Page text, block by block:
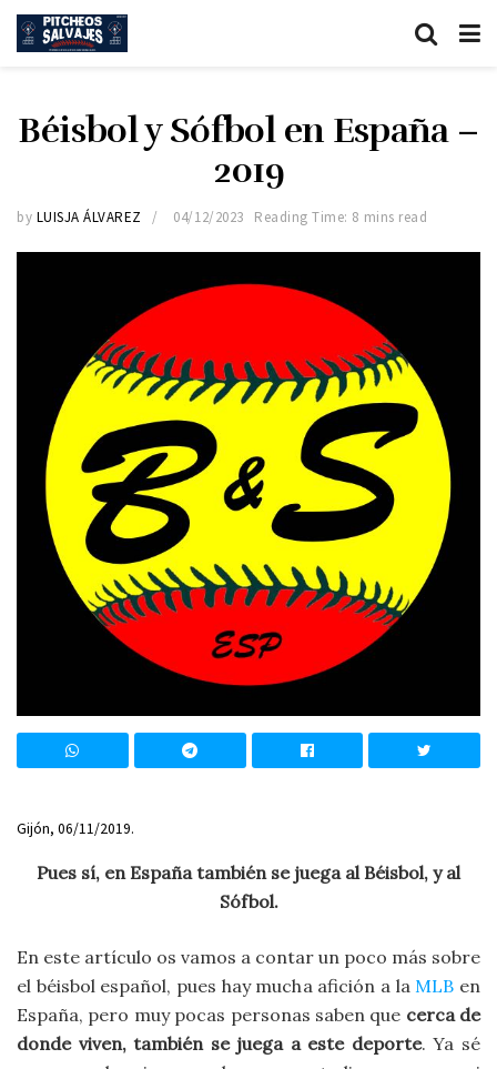
Béisbol y Sófbol en España –
2019
by LUISJA ÁLVAREZ 04/12/2023 Reading Time: 8 mins read
Gijón, 06/11/2019.
Pues sí, en España también se juega al Béisbol, y al
Sófbol.
En este artículo os vamos a contar un poco más sobre
el béisbol español, pues hay mucha afición a laMLB en
España, pero muy pocas personas saben que cerca de
donde viven, también se juega a este deporte. Ya sé